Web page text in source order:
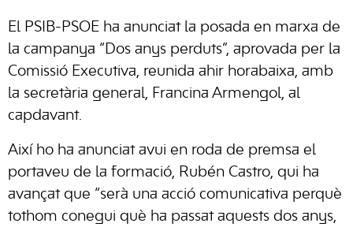
El PSIB-PSOE ha anunciat la posada en marxa de
la campanya “Dos anys perduts”, aprovada per la
Comissió Executiva, reunida ahir horabaixa, amb
la secretària general, Francina Armengol, al
capdavant.
Així ho ha anunciat avui en roda de premsa el
portaveu de la formació, Rubén Castro, qui ha
avançat que “serà una acció comunicativa perquè
tothom conegui què ha passat aquests dos anys,